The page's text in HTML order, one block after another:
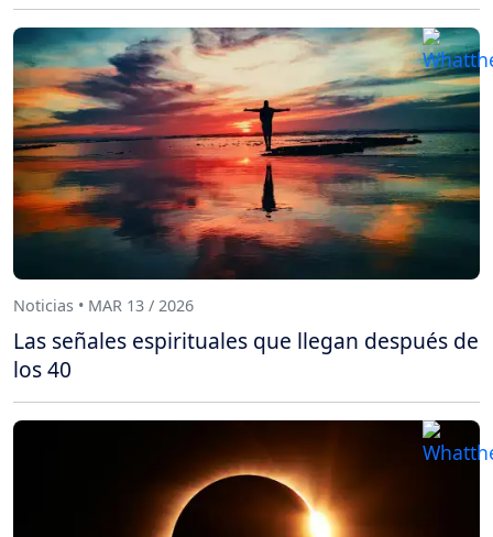
Noticias • MAR 13 / 2026
Las señales espirituales que llegan después de
los 40